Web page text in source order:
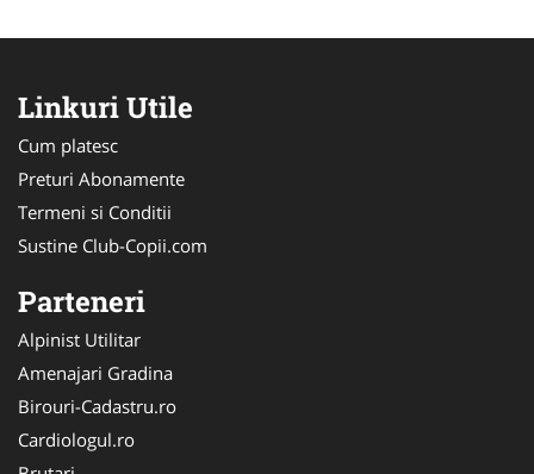
Linkuri Utile
Cum platesc
Preturi Abonamente
Termeni si Conditii
Sustine Club-Copii.com
Parteneri
Alpinist Utilitar
Amenajari Gradina
Birouri-Cadastru.ro
Cardiologul.ro